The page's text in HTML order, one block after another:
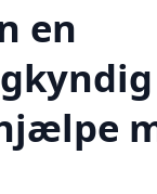
en